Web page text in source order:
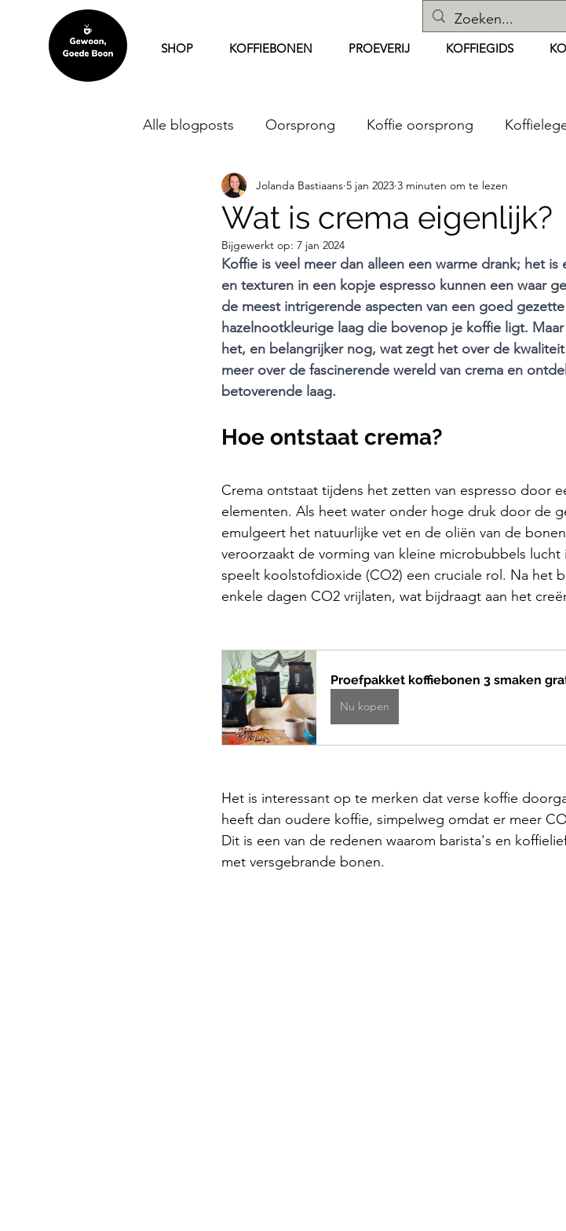
SHOP KOFFIEBONEN PROEVERIJ KOFFIEGIDS
Alle blogposts Oorsprong Koffie oorsprong
Koffiebonen abonnement Koffiebonen koffie zetten
Koffie en gezondheid Recepten
Thuisproeverij Thuiswerken Koffieproeverij
Cafeïnearme koffie
Wat is crema eigenlijk?
Jolanda Bastiaans 5 jan 2023 3 minuten om te lezen
Bijgewerkt op: 7 jan 2024
Koffie is veel meer dan alleen een warme drank; het
en texturen in een kopje espresso kunnen een waar
de meest intrigerende aspecten van een goed
hazelnootkleurige laag die bovenop je koffie ligt.
het, en belangrijker nog, wat zegt het over de
meer over de fascinerende wereld van crema en
betoverende laag.
Hoe ontstaat crema?
Crema ontstaat tijdens het zetten van espresso door
elementen. Als heet water onder hoge druk door de
emulgeert het natuurlijke vet en de oliën van de
veroorzaakt de vorming van kleine microbubbels
speelt koolstofdioxide (CO2) een cruciale rol. Na het
enkele dagen CO2 vrijlaten, wat bijdraagt aan het
Proefpakket koffiebonen 3 smaken
Nu kopen
Het is interessant op te merken dat verse koffie
heeft dan oudere koffie, simpelweg omdat er meer
Dit is een van de redenen waarom barista's en
met versgebrande bonen.